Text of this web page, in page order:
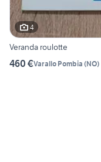
4
Veranda roulotte
460 €Varallo Pombia (NO)